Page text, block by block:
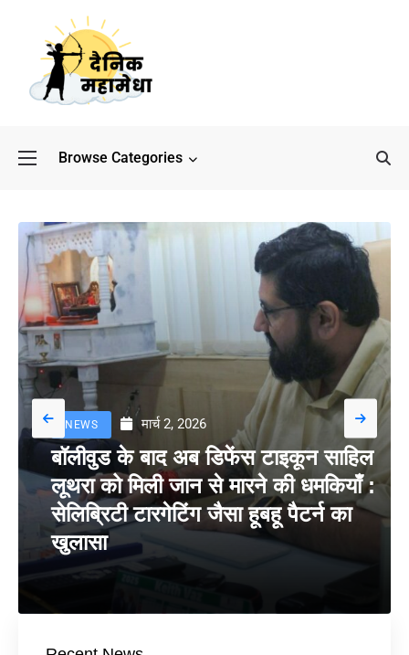
Browse Categories
NEWS मार्च 2, 2026
बॉलीवुड के बाद अब डिफेंस टाइकून साहिल
लूथरा को मिली जान से मारने की धमकियाँ :
सेलिब्रिटी टारगेटिंग जैसा हूबहू पैटर्न का
खुलासा